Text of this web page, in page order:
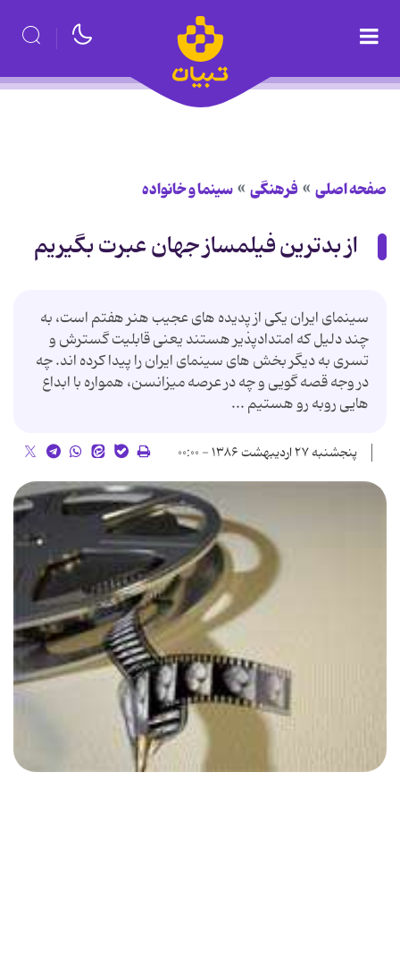
صفحه اصلی فرهنگی سینما و خانواده
از بدترین فیلمساز جهان عبرت بگیریم
سینمای ایران یکی از پدیده های عجیب هنر هفتم است، به
چند دلیل که امتدادپذیر هستند یعنی قابلیت گسترش و
تسری به دیگر بخش های سینمای ایران را پیدا کرده اند. چه
در وجه قصه گویی و چه در عرصه میزانسن، همواره با ابداع
هایی روبه رو هستیم ...
پنجشنبه ۲۷ اردیبهشت ۱۳۸۶ - ۰۰:۰۰